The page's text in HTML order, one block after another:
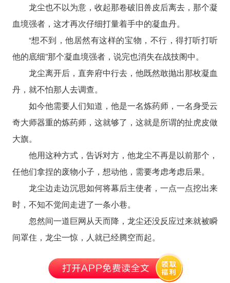
龙尘也不以为意，收起那卷破旧兽皮后离去，那个凝
血境强者，这才再次仔细打量着手中的凝血丹。
“想不到，他居然有这样的宝物，不行，得打听打听
他的底细”那个凝血境强者，说完也消失在战技阁中。
龙尘离开后，直奔府中行去，他既然敢抛出那枚凝血
丹，就不怕那人去调查。
如今他需要人们知道，他是一名炼药师，一名身受云
奇大师器重的炼药师，这就够了，这就是所谓的扯虎皮做
大旗。
他用这种方式，告诉对方，他龙尘不再是以前那个，
任他们拿捏的废物小子，想动他，需要考虑考虑后果。
龙尘边走边沉思如何将幕后主使者，一点一点挖出来
时，不知不觉间走进了一条小巷。
忽然间一道巨网从天而降，龙尘还没反应过来就被瞬
间罩住，龙尘一惊，人就已经腾空而起。